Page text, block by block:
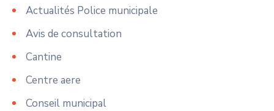
Actualités Police municipale
Avis de consultation
Cantine
Centre aere
Conseil municipal